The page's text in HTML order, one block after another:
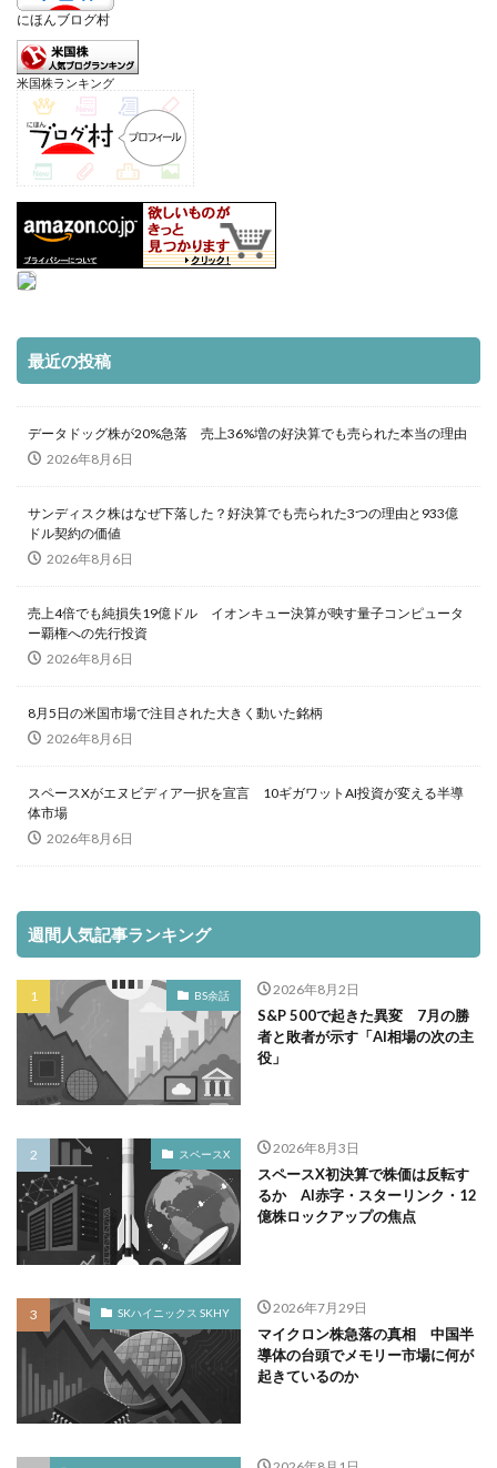
にほんブログ村
米国株ランキング
最近の投稿
データドッグ株が20%急落 売上36%増の好決算でも売られた本当の理由
2026年8月6日
サンディスク株はなぜ下落した？好決算でも売られた3つの理由と933億
ドル契約の価値
2026年8月6日
売上4倍でも純損失19億ドル イオンキュー決算が映す量子コンピュータ
ー覇権への先行投資
2026年8月6日
8月5日の米国市場で注目された大きく動いた銘柄
2026年8月6日
スペースXがエヌビディア一択を宣言 10ギガワットAI投資が変える半導
体市場
2026年8月6日
週間人気記事ランキング
BS余話 2026年8月2日
S&P 500で起きた異変 7月の勝
者と敗者が示す「AI相場の次の主
役」
スペースX 2026年8月3日
スペースX初決算で株価は反転す
るか AI赤字・スターリンク・12
億株ロックアップの焦点
SKハイニックス SKHY 2026年7月29日
マイクロン株急落の真相 中国半
導体の台頭でメモリー市場に何が
起きているのか